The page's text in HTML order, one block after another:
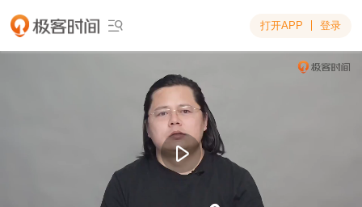
 打开APP 登录